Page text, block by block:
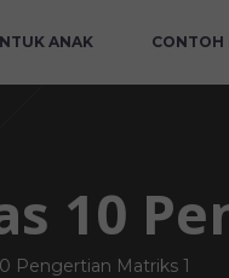
ANAK CONTOH
10
Pengertian Matriks 1